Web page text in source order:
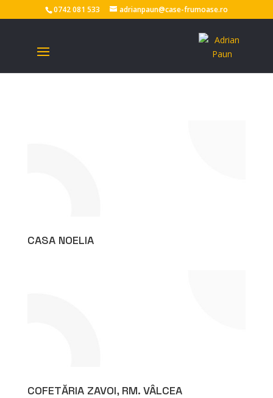
0742 081 533 adrianpaun@case-frumoase.ro
CASA NOELIA
COFETĂRIA ZAVOI, RM. VÂLCEA